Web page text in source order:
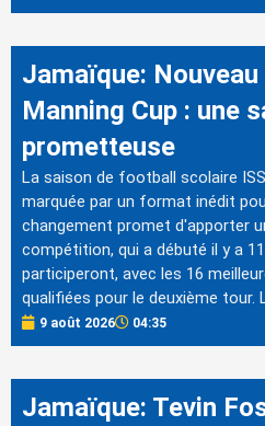
Jamaïque:
Manning Cup : une
prometteuse
La saison de football scolaire
marquée par un format inédit
changement promet d'apporter
compétition, qui a débuté il y a
participeront, avec les 16
qualifiées pour le deuxième tour.
9 août 2026 04:35
Jamaïque: Tevin